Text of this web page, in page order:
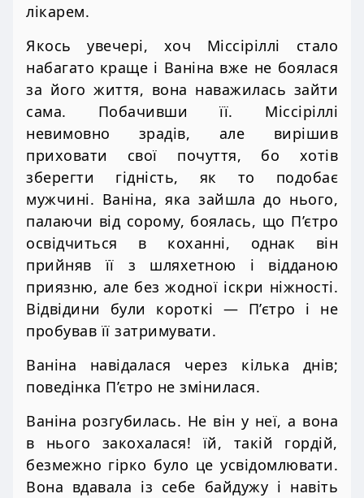
лікарем.
Якось увечері, хоч Міссіріллі стало
набагато краще і Ваніна вже не боялася
за його життя, вона наважилась зайти
сама. Побачивши її. Міссіріллі
невимовно зрадів, але вирішив
приховати свої почуття, бо хотів
зберегти гідність, як то подобає
мужчині. Ваніна, яка зайшла до нього,
палаючи від сорому, боялась, що П’єтро
освідчиться в коханні, однак він
прийняв її з шляхетною і відданою
приязню, але без жодної іскри ніжності.
Відвідини були короткі — П’єтро і не
пробував її затримувати.
Ваніна навідалася через кілька днів;
поведінка П’єтро не змінилася.
Ваніна розгубилась. Не він у неї, а вона
в нього закохалася! їй, такій гордій,
безмежно гірко було це усвідомлювати.
Вона вдавала із себе байдужу і навіть